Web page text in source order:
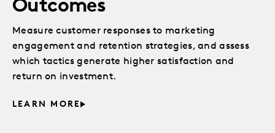
Outcomes
Measure customer responses to marketing
engagement and retention strategies, and assess
which tactics generate higher satisfaction and
return on investment.
LEARN MORE